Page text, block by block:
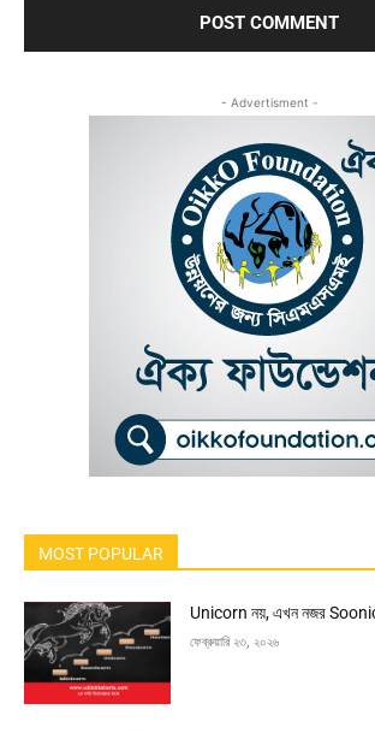
- Advertisment -
MOST POPULAR
Unicorn নয়, এখন নজর
ফেব্রুয়ারি ২৩, ২০২৬